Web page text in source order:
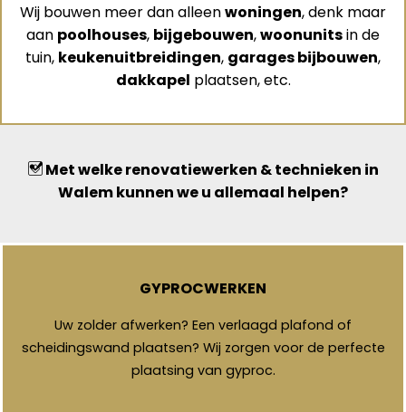
Wij bouwen meer dan alleenwoningen, denk maar
aan poolhouses, bijgebouwen,woonunitsin de
tuin, keukenuitbreidingen, garages bijbouwen,
dakkapel plaatsen, etc.
Met welke renovatiewerken & technieken in
Walem kunnen we u allemaal helpen?
GYPROCWERKEN
Uw zolder afwerken? Een verlaagd plafond of
scheidingswand plaatsen? Wij zorgen voor de perfecte
plaatsing van gyproc.